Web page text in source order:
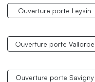
Ouverture porte Leysin
Ouverture porte Vallorbe
Ouverture porte Savigny